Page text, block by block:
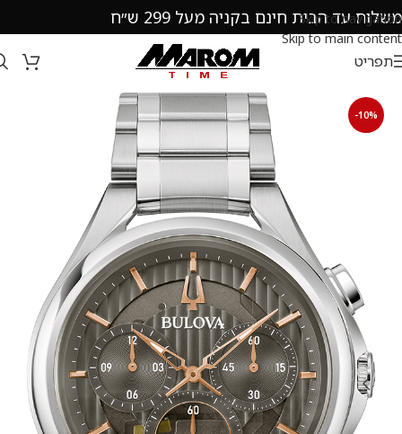
Skip to navigation
Skip to main content
משלוח עד הבית חינם בקניה מעל 299 ש״ח
תפריט
-10%